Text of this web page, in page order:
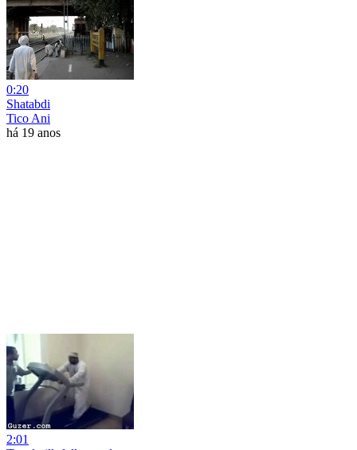
0:20
Shatabdi
Tico Ani
há 19 anos
2:01